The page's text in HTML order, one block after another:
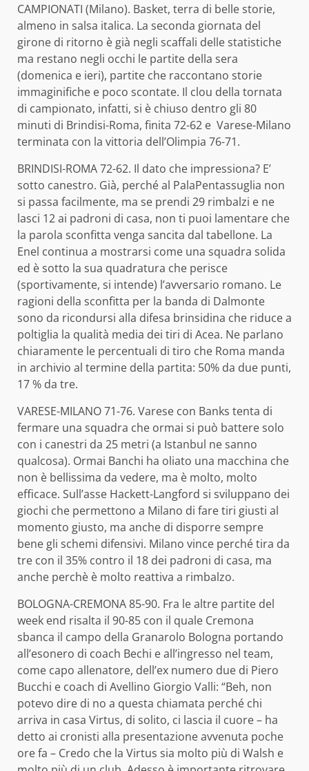
CAMPIONATI (Milano). Basket, terra di belle storie,
almeno in salsa italica. La seconda giornata del
girone di ritorno è già negli scaffali delle statistiche
ma restano negli occhi le partite della sera
(domenica e ieri), partite che raccontano storie
immaginifiche e poco scontate. Il clou della tornata
di campionato, infatti, si è chiuso dentro gli 80
minuti di Brindisi-Roma, finita 72-62 e Varese-Milano
terminata con la vittoria dell’Olimpia 76-71.
BRINDISI-ROMA 72-62. Il dato che impressiona? E’
sotto canestro. Già, perché al PalaPentassuglia non
si passa facilmente, ma se prendi 29 rimbalzi e ne
lasci 12 ai padroni di casa, non ti puoi lamentare che
la parola sconfitta venga sancita dal tabellone. La
Enel continua a mostrarsi come una squadra solida
ed è sotto la sua quadratura che perisce
(sportivamente, si intende) l’avversario romano. Le
ragioni della sconfitta per la banda di Dalmonte
sono da ricondursi alla difesa brinsidina che riduce a
poltiglia la qualità media dei tiri di Acea. Ne parlano
chiaramente le percentuali di tiro che Roma manda
in archivio al termine della partita: 50% da due punti,
17 % da tre.
VARESE-MILANO 71-76. Varese con Banks tenta di
fermare una squadra che ormai si può battere solo
con i canestri da 25 metri (a Istanbul ne sanno
qualcosa). Ormai Banchi ha oliato una macchina che
non è bellissima da vedere, ma è molto, molto
efficace. Sull’asse Hackett-Langford si sviluppano dei
giochi che permettono a Milano di fare tiri giusti al
momento giusto, ma anche di disporre sempre
bene gli schemi difensivi. Milano vince perché tira da
tre con il 35% contro il 18 dei padroni di casa, ma
anche perchè è molto reattiva a rimbalzo.
BOLOGNA-CREMONA 85-90. Fra le altre partite del
week end risalta il 90-85 con il quale Cremona
sbanca il campo della Granarolo Bologna portando
all’esonero di coach Bechi e all’ingresso nel team,
come capo allenatore, dell’ex numero due di Piero
Bucchi e coach di Avellino Giorgio Valli: “Beh, non
potevo dire di no a questa chiamata perché chi
arriva in casa Virtus, di solito, ci lascia il cuore – ha
detto ai cronisti alla presentazione avvenuta poche
ore fa – Credo che la Virtus sia molto più di Walsh e